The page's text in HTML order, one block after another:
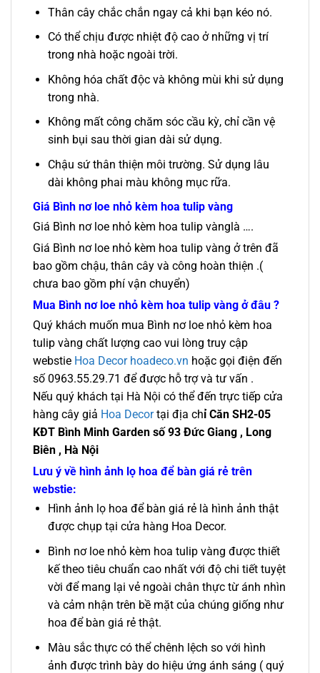
Thân cây chắc chắn ngay cả khi bạn kéo nó.
Có thể chịu được nhiệt độ cao ở những vị trí
trong nhà hoặc ngoài trời.
Không hóa chất độc và không mùi khi sử dụng
trong nhà.
Không mất công chăm sóc cầu kỳ, chỉ cần vệ
sinh bụi sau thời gian dài sử dụng.
Chậu sứ thân thiện môi trường. Sử dụng lâu
dài không phai màu không mục rữa.
Giá Bình nơ loe nhỏ kèm hoa tulip vàng
Giá Bình nơ loe nhỏ kèm hoa tulip vànglà ….
Giá Bình nơ loe nhỏ kèm hoa tulip vàng ở trên đã
bao gồm chậu, thân cây và công hoàn thiện .(
chưa bao gồm phí vận chuyển)
Mua Bình nơ loe nhỏ kèm hoa tulip vàng ở đâu ?
Quý khách muốn mua Bình nơ loe nhỏ kèm hoa
tulip vàng chất lượng cao vui lòng truy cập
webstie Hoa Decor hoadeco.vn hoặc gọi điện đến
số 0963.55.29.71 để được hỗ trợ và tư vấn .
Nếu quý khách tại Hà Nội có thể đến trực tiếp cửa
hàng cây giả Hoa Decortại địa chỉ Căn SH2-05
KĐT Bình Minh Garden số 93 Đức Giang , Long
Biên , Hà Nội
Lưu ý về hình ảnh lọ hoa để bàn giá rẻ trên
webstie:
Hình ảnh lọ hoa để bàn giá rẻ là hình ảnh thật
được chụp tại cửa hàng Hoa Decor.
Bình nơ loe nhỏ kèm hoa tulip vàng được thiết
kế theo tiêu chuẩn cao nhất với độ chi tiết tuyệt
vời để mang lại vẻ ngoài chân thực từ ánh nhìn
và cảm nhận trên bề mặt của chúng giống như
hoa để bàn giá rẻ thật.
Màu sắc thực có thể chênh lệch so với hình
ảnh được trình bày do hiệu ứng ánh sáng ( quý